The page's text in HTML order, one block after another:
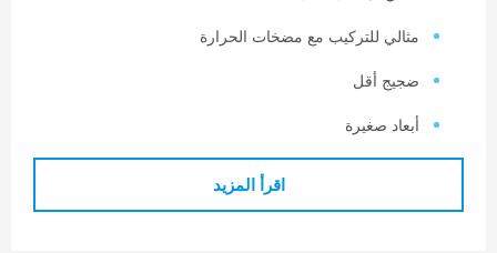
للتركيب مع مضخات الحرارة
أقل
صغيرة